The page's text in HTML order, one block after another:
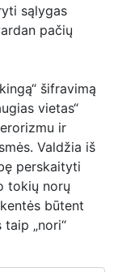
sąlygas
pačių
šifravimą
vietas“
ir
Valdžia iš
perskaityti
tokių norų
būtent
„nori“